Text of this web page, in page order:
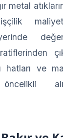
metal
hatları ve
öncelikli